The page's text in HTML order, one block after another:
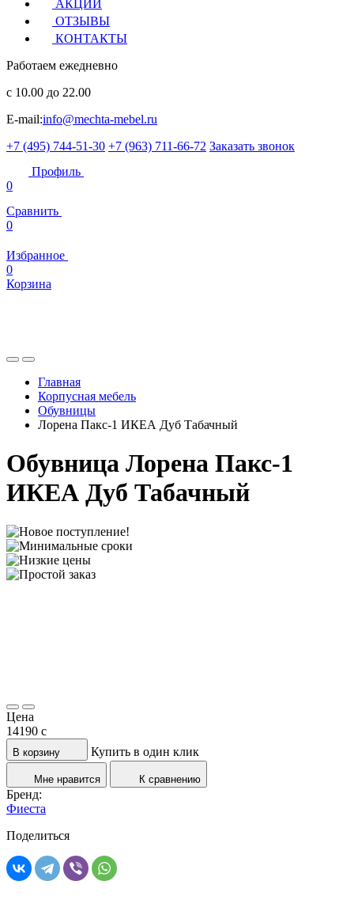
АКЦИИ
ОТЗЫВЫ
КОНТАКТЫ
Работаем ежедневно
с 10.00 до 22.00
E-mail:info@mechta-mebel.ru
+7 (495) 744-51-30 +7 (963) 711-66-72 Заказать звонок
Профиль
0
Сравнить
0
Избранное
0
Корзина
Главная
Корпусная мебель
Обувницы
Лорена Пакс-1 ИКЕА Дуб Табачный
Обувница Лорена Пакс-1
ИКЕА Дуб Табачный
Цена
14190 c
В корзину Купить в один клик
Мне нравится К сравнению
Бренд:
Фиеста
Поделиться